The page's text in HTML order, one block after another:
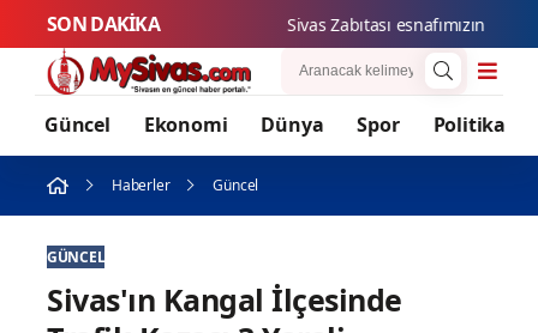
SON DAKİKA Sivas Zabıtası esnafımızın
Güncel Ekonomi Dünya Spor Politika
Haberler Güncel
GÜNCEL
Sivas'ın Kangal İlçesinde